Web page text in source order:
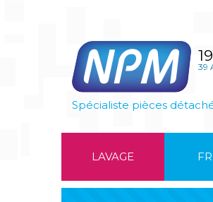
39
Spécialiste pièces
LAVAGE